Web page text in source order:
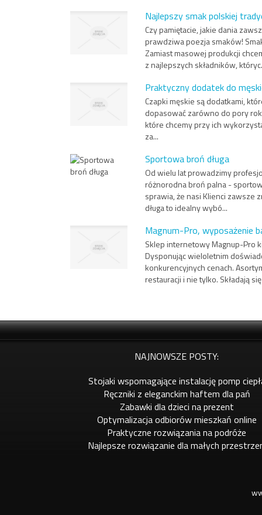
Najlepszy smak polskiej
Czy pamiętacie, jakie dania
prawdziwa poezja smaków!
Zamiast masowej produkcji
z najlepszych składników,
Praktyczny dodatek do
Czapki męskie są dodatkami,
dopasować zarówno do pory
które chcemy przy ich
za...
Sportowa broń długa
Od wielu lat prowadzimy
różnorodna broń palna -
sprawia, że nasi Klienci zawsze
długa to idealny wybó...
Magnum-Pro, wyposażenie
Sklep internetowy Magnup-Pro
Dysponując wieloletnim
konkurencyjnych cenach.
restauracji i nie tylko. Składają
NAJNOWSZE POSTY:
Stojaki wspomagające instalację pomp
Ręczniki z eleganckim haftem dla pań
Zabawki dla dzieci na prezent
Optymalizacja odbiorów mieszkań online
Praktyczne rozwiązania na podróże
Najlepsze rozwiązanie dla małych